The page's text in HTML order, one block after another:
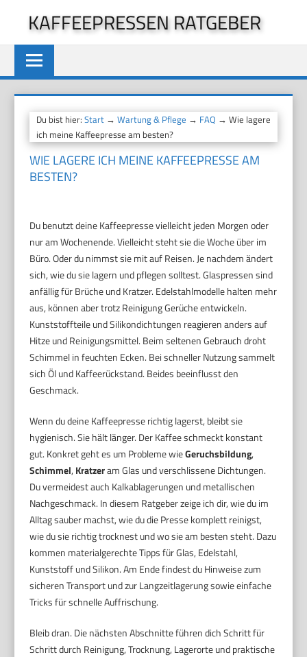
springen
KAFFEEPRESSEN RATGEBER
Du bist hier:Start →Wartung & Pflege → FAQ → Wie lagere
ich meine Kaffeepresse am besten?
WIE LAGERE ICH MEINE KAFFEEPRESSE AM
BESTEN?
Du benutzt deine Kaffeepresse vielleicht jeden Morgen oder
nur am Wochenende. Vielleicht steht sie die Woche über im
Büro. Oder du nimmst sie mit auf Reisen. Je nachdem ändert
sich, wie du sie lagern und pflegen solltest. Glaspressen sind
anfällig für Brüche und Kratzer. Edelstahlmodelle halten mehr
aus, können aber trotz Reinigung Gerüche entwickeln.
Kunststoffteile und Silikondichtungen reagieren anders auf
Hitze und Reinigungsmittel. Beim seltenen Gebrauch droht
Schimmel in feuchten Ecken. Bei schneller Nutzung sammelt
sich Öl und Kaffeerückstand. Beides beeinflusst den
Geschmack.
Wenn du deine Kaffeepresse richtig lagerst, bleibt sie
hygienisch. Sie hält länger. Der Kaffee schmeckt konstant
gut. Konkret geht es um Probleme wieGeruchsbildung,
Schimmel, Kratzeram Glas und verschlissene Dichtungen.
Du vermeidest auch Kalkablagerungen und metallischen
Nachgeschmack. In diesem Ratgeber zeige ich dir, wie du im
Alltag sauber machst, wie du die Presse komplett reinigst,
wie du sie richtig trocknest und wo sie am besten steht. Dazu
kommen materialgerechte Tipps für Glas, Edelstahl,
Kunststoff und Silikon. Am Ende findest du Hinweise zum
sicheren Transport und zur Langzeitlagerung sowie einfache
Tricks für schnelle Auffrischung.
Bleib dran. Die nächsten Abschnitte führen dich Schritt für
Schritt durch Reinigung, Trocknung, Lagerorte und praktische